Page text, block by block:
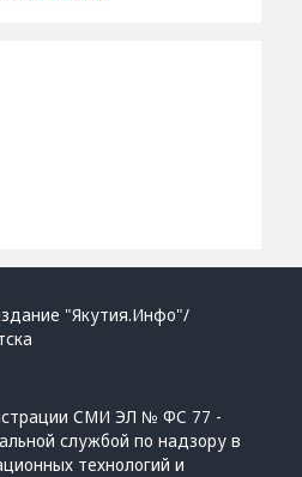
"Якутия.Инфо"/
СМИ ЭЛ № ФС 77 -
службой по надзору в
технологий и